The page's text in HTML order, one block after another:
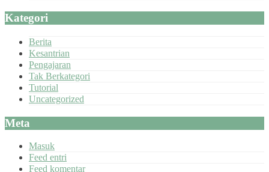
Kategori
Berita
Kesantrian
Pengajaran
Tak Berkategori
Tutorial
Uncategorized
Meta
Masuk
Feed entri
Feed komentar